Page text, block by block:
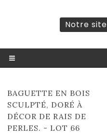
Notre
BAGUETTE EN BOIS
SCULPTÉ, DORÉ À
DÉCOR DE RAIS DE
PERLES. - LOT 66